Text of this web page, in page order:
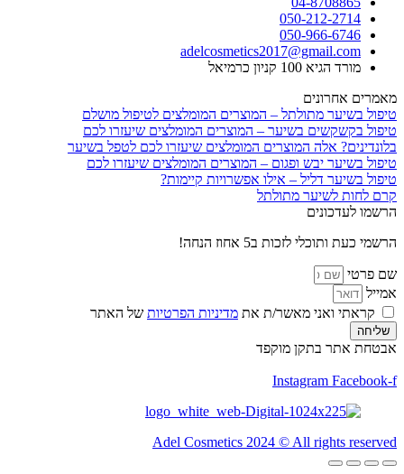
050-212-2714
050-966-6746
adelcosmetics2017@gmail.com
מורד הגיא 100 קניון כרמיאל
מאמרים אחרונים
טיפול בשיער מתולתל – המוצרים המומלצים לטיפול מושלם
טיפול בקשקשים בשיער – המוצרים המומלצים שיעזרו לכם
בלונדינים? אלה המוצרים המומלצים שיעזרו לכם לטפל בשיער
טיפול בשיער יבש ופגום – המוצרים המומלצים שיעזרו לכם
טיפול בשיער דליל – אילו אפשרויות קיימות?
קרם לחות לשיער מתולתל
הרשמו לעדכונים
הרשמי כעת ותוכלי לזכות ב5 אחוז הנחה!
שם פרטי
אמייל
קראתי ואני מאשר/ת את מדיניות הפרטיות של האתר
שליחה
אבטחת אתר בתקן מוקפד
Instagram Facebook-f
Adel Cosmetics 2024 © All rights reserved​